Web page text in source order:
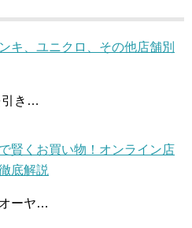
キ、ユニクロ、その他店舗別
引き…
賢くお買い物！オンライン店
底解説
ーヤ…